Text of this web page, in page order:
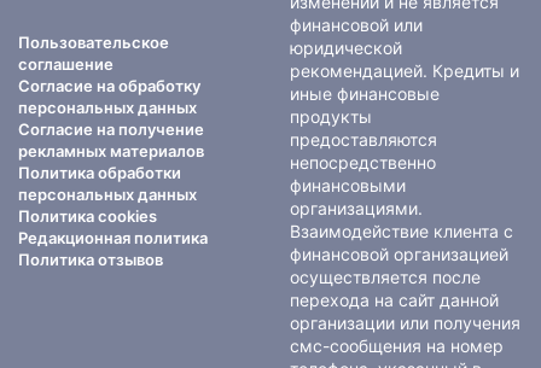
Пользовательское
соглашение
Согласие на обработку
персональных данных
Согласие на получение
рекламных материалов
Политика обработки
персональных данных
Политика cookies
Редакционная политика
Политика отзывов
финансовой или
юридической
рекомендацией. Кредиты и
иные финансовые
продукты
предоставляются
непосредственно
финансовыми
организациями.
Взаимодействие клиента с
финансовой организацией
осуществляется после
перехода на сайт данной
организации или получения
смс-сообщения на номер